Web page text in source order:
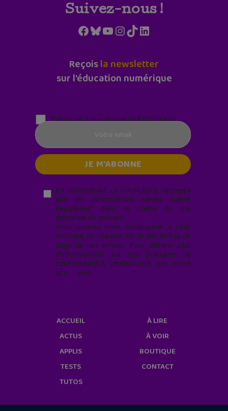
Suivez-nous !
Facebook
Bluesky
YouTube
Instagram
TikTokLinkedIn
Reçoisla newsletter
sur l'éducation numérique
Parentalité numérique (le lundi matin)
En soumettant ce formulaire, j’accepte
que les informations saisies soient
exploitées* dans le cadre de ma
demande de contact.
Vous pouvez vous désabonner à tout
moment en cliquant sur le lien en bas de
page de nos emails. Pour obtenir plus
d'informations sur nos pratiques de
confidentialité, rendez-vous sur notre
site web
ACCUEIL
ACTUS
APPLIS
TESTS
TUTOS
À LIRE
À VOIR
BOUTIQUE
CONTACT